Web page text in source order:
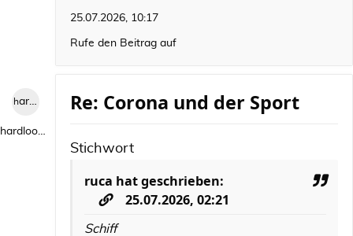
25.07.2026, 10:17
Rufe den Beitrag auf
hardlooper
hardlooper
Re: Corona und der Sport
Stichwort
ruca hat geschrieben:
25.07.2026, 02:21
Schiff